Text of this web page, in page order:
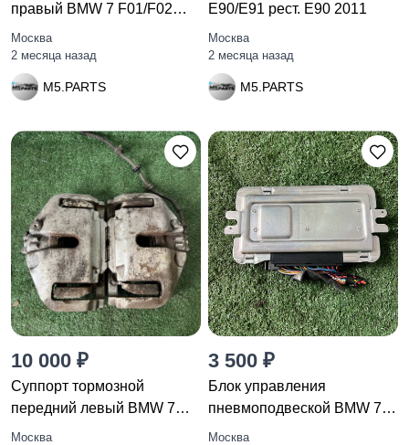
правый BMW 7 F01/F02
F01
Москва
2 месяца назад
M5.PARTS
E90/E91 рест. E90 2011
Москва
2 месяца назад
M5.PARTS
10 000 ₽
Суппорт тормозной
передний левый BMW 7
F01/F02 F01
Москва
3 500 ₽
Блок управления
пневмоподвеской BMW 7
F01/F02 F01
Москва